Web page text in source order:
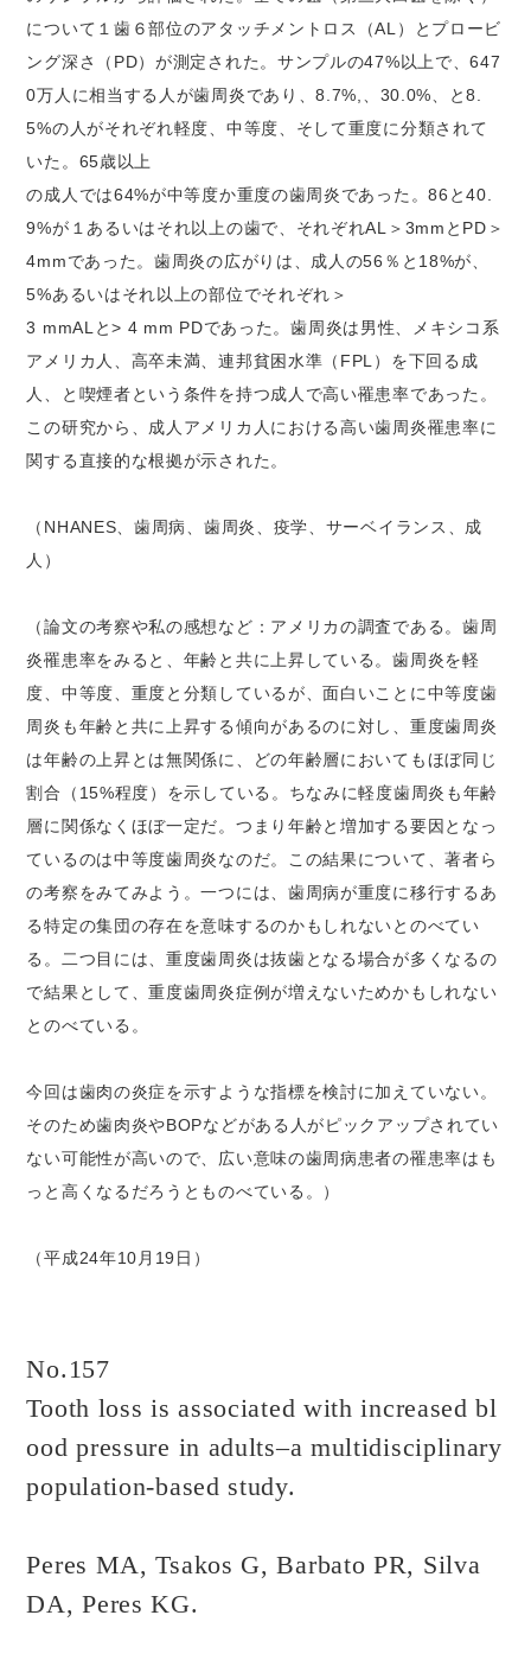
について１歯６部位のアタッチメントロス（AL）とプロービ
ング深さ（PD）が測定された。サンプルの47%以上で、647
0万人に相当する人が歯周炎であり、8.7%,、30.0%、と8.
5%の人がそれぞれ軽度、中等度、そして重度に分類されて
いた。65歳以上
の成人では64%が中等度か重度の歯周炎であった。86と40.
9%が１あるいはそれ以上の歯で、それぞれAL＞3mmとPD＞
4mmであった。歯周炎の広がりは、成人の56％と18%が、
5%あるいはそれ以上の部位でそれぞれ＞
3 mmALと> 4 mm PDであった。歯周炎は男性、メキシコ系
アメリカ人、高卒未満、連邦貧困水準（FPL）を下回る成
人、と喫煙者という条件を持つ成人で高い罹患率であった。
この研究から、成人アメリカ人における高い歯周炎罹患率に
関する直接的な根拠が示された。
（NHANES、歯周病、歯周炎、疫学、サーベイランス、成
人）
（論文の考察や私の感想など：アメリカの調査である。歯周
炎罹患率をみると、年齢と共に上昇している。歯周炎を軽
度、中等度、重度と分類しているが、面白いことに中等度歯
周炎も年齢と共に上昇する傾向があるのに対し、重度歯周炎
は年齢の上昇とは無関係に、どの年齢層においてもほぼ同じ
割合（15%程度）を示している。ちなみに軽度歯周炎も年齢
層に関係なくほぼ一定だ。つまり年齢と増加する要因となっ
ているのは中等度歯周炎なのだ。この結果について、著者ら
の考察をみてみよう。一つには、歯周病が重度に移行するあ
る特定の集団の存在を意味するのかもしれないとのべてい
る。二つ目には、重度歯周炎は抜歯となる場合が多くなるの
で結果として、重度歯周炎症例が増えないためかもしれない
とのべている。
今回は歯肉の炎症を示すような指標を検討に加えていない。
そのため歯肉炎やBOPなどがある人がピックアップされてい
ない可能性が高いので、広い意味の歯周病患者の罹患率はも
っと高くなるだろうとものべている。）
（平成24年10月19日）
No.157
Tooth loss is associated with increased bl
ood pressure in adults–a multidisciplinary
population-based study.
Peres MA, Tsakos G, Barbato PR, Silva
DA, Peres KG.